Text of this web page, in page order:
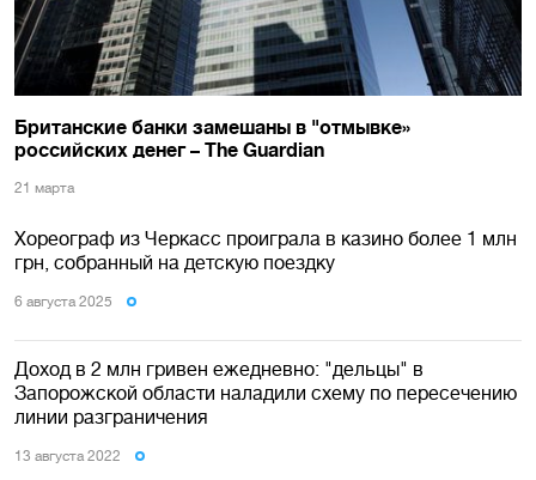
Британские банки замешаны в "отмывке»
российских денег – The Guardian
21 марта
Хореограф из Черкасс проиграла в казино более 1 млн
грн, собранный на детскую поездку
6 августа 2025
Доход в 2 млн гривен ежедневно: "дельцы" в
Запорожской области наладили схему по пересечению
линии разграничения
13 августа 2022